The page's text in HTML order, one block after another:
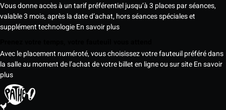
Vous donne accès à un tarif préférentiel jusqu’à 3 places par séances,
valable 3 mois, après la date d’achat, hors séances spéciales et
supplément technologieEn savoir plus
Avec le placement numéroté, vous choisissez votre fauteuil préféré dans
la salle au moment de l’achat de votre billet en ligne ou sur siteEn savoir
plus